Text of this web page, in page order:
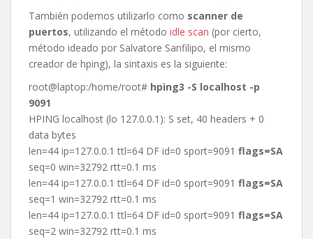
También podemos utilizarlo como scanner de
puertos, utilizando el método idle scan (por cierto,
método ideado por Salvatore Sanfilipo, el mismo
creador de hping), la sintaxis es la siguiente:
root@laptop:/home/root# hping3 -S localhost -p
9091
HPING localhost (lo 127.0.0.1): S set, 40 headers + 0
data bytes
len=44 ip=127.0.0.1 ttl=64 DF id=0 sport=9091 flags=SA
seq=0 win=32792 rtt=0.1 ms
len=44 ip=127.0.0.1 ttl=64 DF id=0 sport=9091 flags=SA
seq=1 win=32792 rtt=0.1 ms
len=44 ip=127.0.0.1 ttl=64 DF id=0 sport=9091 flags=SA
seq=2 win=32792 rtt=0.1 ms